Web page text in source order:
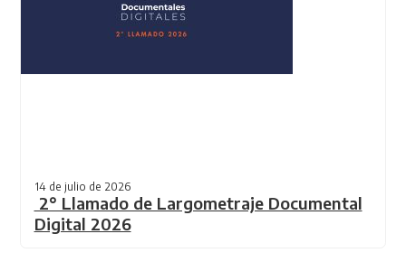
14 de julio de 2026
2° Llamado de Largometraje Documental
Digital 2026